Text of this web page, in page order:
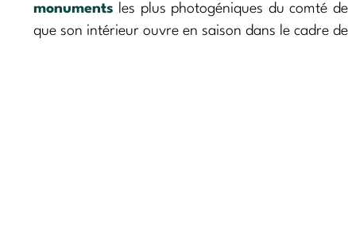
monuments les plus photogéniques du comté
que son intérieur ouvre en saison dans le cadre